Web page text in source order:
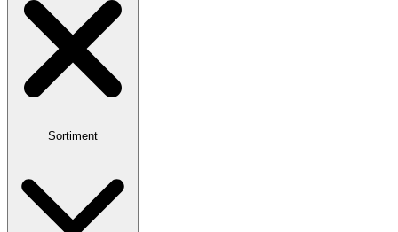
Sortiment